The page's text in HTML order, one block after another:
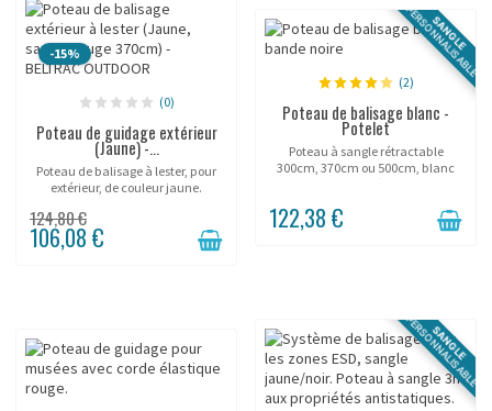
-15%
(0)
Poteau de guidage extérieur
(Jaune) -...
Poteau de balisage à lester, pour
extérieur, de couleur jaune.
124,80 €
106,08 €
SANGLE
PERSONNALISABLE
(2)
Poteau de balisage blanc -
Potelet
Poteau à sangle rétractable
300cm, 370cm ou 500cm, blanc
laqué.
122,38 €
SANGLE
PERSONNALISABLE